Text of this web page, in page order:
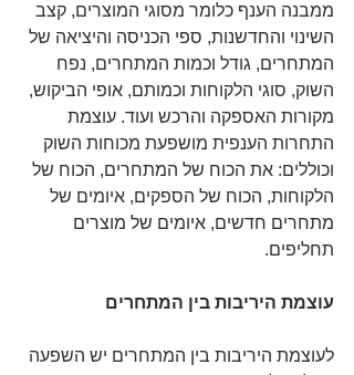
ממבנה הענף כלומר מסוגי המוצרים, קצב
השינוי והחדשנות, ספי הכניסה והיציאה של
המתחרים, גודל וכמות המתחרים, נפח
השוק, סוגי הלקוחות וכמותם, אופי הביקוש,
מקורות האספקה והרכש ועוד. עוצמת
התחרות הענפית מושפעת מכוחות השוק
וכוללים: את הכוח של המתחרים, הכוח של
הלקוחות, הכוח של הספקים, איומים של
מתחרים חדשים, איומים של מוצרים
תחליפים.
עוצמת היריבות בין המתחרים
לעוצמת היריבות בין המתחרים יש השפעה